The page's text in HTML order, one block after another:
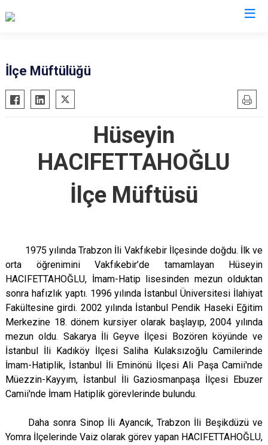
Alucra
Bulancak
Keşap
Piraziz
Şebinkarahisar
Tirebolu
Yağlıdere
İlçe Müftülüğü
Hüseyin
HACIFETTAHOĞLU
İlçe Müftüsü
1975 yılında Trabzon İli Vakfıkebir İlçesinde doğdu. İlk ve
orta öğrenimini Vakfıkebir’de tamamlayan Hüseyin
HACIFETTAHOĞLU, İmam-Hatip lisesinden mezun olduktan
sonra hafızlık yaptı. 1996 yılında İstanbul Üniversitesi İlahiyat
Fakültesine girdi. 2002 yılında İstanbul Pendik Haseki Eğitim
Merkezine 18. dönem kursiyer olarak başlayıp, 2004 yılında
mezun oldu. Sakarya İli Geyve İlçesi Bozören köyünde ve
İstanbul İli Kadıköy İlçesi Saliha Kulaksızoğlu Camilerinde
İmam-Hatiplik, İstanbul İli Eminönü İlçesi Ali Paşa Camii'nde
Müezzin-Kayyım, İstanbul İli Gaziosmanpaşa İlçesi Ebuzer
Camii'nde İmam Hatiplik görevlerinde bulundu.
Daha sonra Sinop İli Ayancık, Trabzon İli Beşikdüzü ve
Yomra İlçelerinde Vaiz olarak görev yapan HACIFETTAHOĞLU,